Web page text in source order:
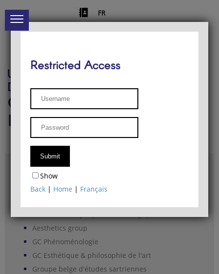
FR
University of Liège
Départment of Philosophy
Center for Phenomenological
Research
Access & maps
Philosophy Department Library
Aesthetics group
GC Phénoménologie
GC Esthétique & philosophie de l'art
Groupe belge d'études sartriennes
Restricted Access
Show
Back | Home | Français